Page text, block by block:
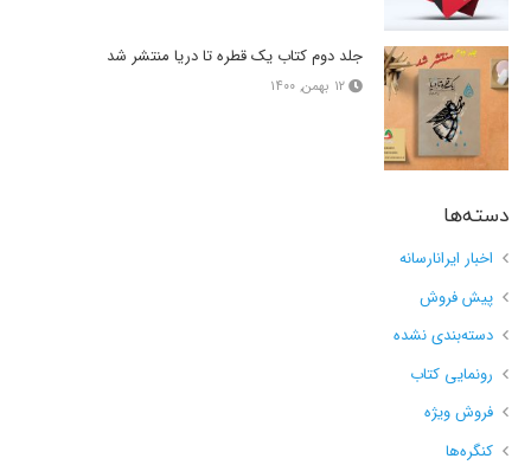
جلد دوم کتاب یک قطره تا دریا منتشر شد
۱۲ بهمن, ۱۴۰۰
دسته‌ها
اخبار ایرانارسانه
پیش فروش
دسته‌بندی نشده
رونمایی کتاب
فروش ویژه
کنگره‌ها